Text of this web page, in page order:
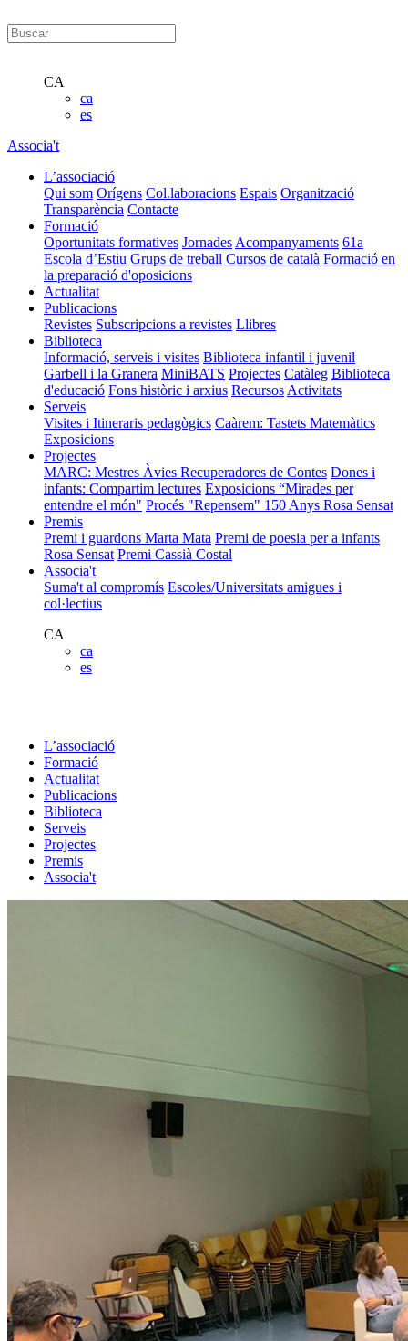
CA
ca
es
Associa't
L’associació
Qui som Orígens Col.laboracions Espais Organització
Transparència Contacte
Formació
Oportunitats formatives Jornades Acompanyaments 61a
Escola d’Estiu Grups de treball Cursos de català Formació en
la preparació d'oposicions
Actualitat
Publicacions
Revistes Subscripcions a revistes Llibres
Biblioteca
Informació, serveis i visites Biblioteca infantil i juvenil
Garbell i la Granera MiniBATS Projectes Catàleg Biblioteca
d'educació Fons històric i arxius Recursos Activitats
Serveis
Visites i Itineraris pedagògics Caàrem: Tastets Matemàtics
Exposicions
Projectes
MARC: Mestres Àvies Recuperadores de Contes Dones i
infants: Compartim lectures Exposicions “Mirades per
entendre el món" Procés "Repensem" 150 Anys Rosa Sensat
Premis
Premi i guardons Marta Mata Premi de poesia per a infants
Rosa Sensat Premi Cassià Costal
Associa't
Suma't al compromís Escoles/Universitats amigues i
col·lectius
CA
ca
es
L’associació
Formació
Actualitat
Publicacions
Biblioteca
Serveis
Projectes
Premis
Associa't